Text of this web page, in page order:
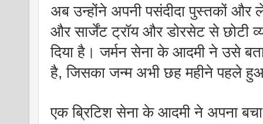
अब उन्होंने अपनी पसंदीदा पुस्तकों
और सार्जेंट ट्रॉय और डोरसेट से छोटी
दिया है। जर्मन सेना के आदमी ने उसे
है, जिसका जन्म अभी छह महीने पहले
एक ब्रिटिश सेना के आदमी ने अपना